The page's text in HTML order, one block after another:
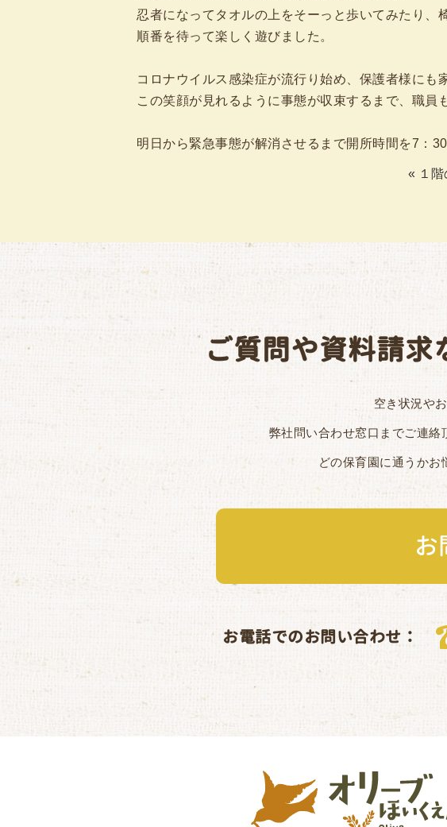
忍者になってタオルの上をそーっと歩いてみたり
順番を待って楽しく遊びました。
コロナウイルス感染症が流行り始め、保護者様にも
この笑顔が見れるように事態が収束するまで、職員
明日から緊急事態が解消させるまで開所時間を7：
« １
ご質問や資料請
空き状況や
弊社問い合わせ窓口までご連絡
どの保育園に通うかお
お
お電話でのお問い合わせ：